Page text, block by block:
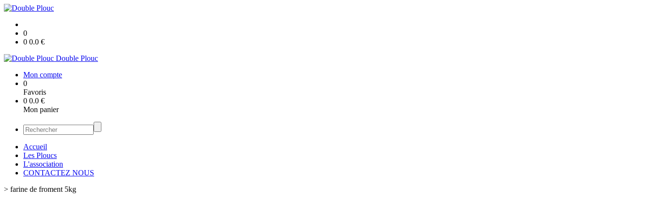
0
0 0.0 €
Double Plouc
Mon compte
0
Favoris
0 0.0 €
Mon panier
Accueil
Les Ploucs
L'association
CONTACTEZ NOUS
> farine de froment 5kg